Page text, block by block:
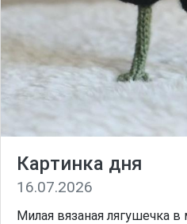
Картинка дня
16.07.2026
Милая вязаная лягушечка